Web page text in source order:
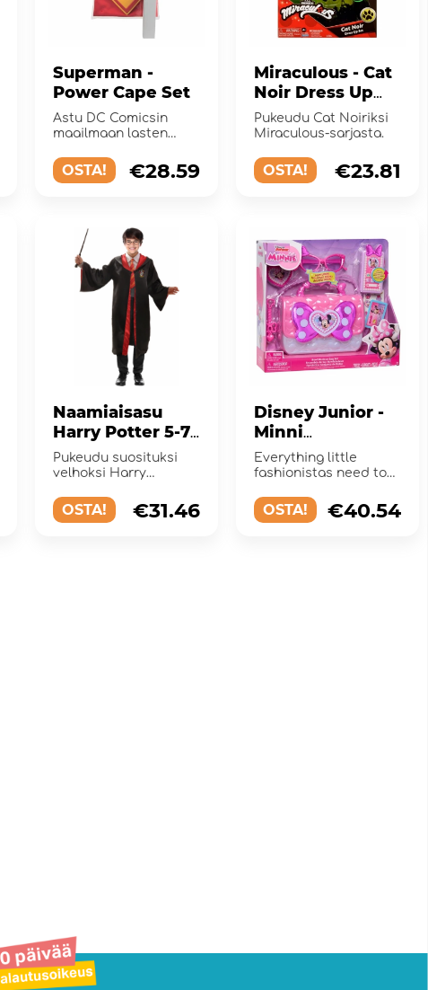
Superman -
Power Cape Set
Astu DC Comicsin
maailmaan lasten
OSTA! €28.59
Miraculous - Cat
Noir Dress Up
Set
Pukeudu Cat Noiriksi
Miraculous-sarjasta.
OSTA! €23.81
Naamiaisasu
Harry Potter 5-7
vuotta
Pukeudu suosituksi
velhoksi Harry
OSTA! €31.46
Disney Junior -
Minni
BowFabulous
Bag Set
Everything little
fashionistas need to
Daisy Duck on all
adventures!
OSTA! €40.54